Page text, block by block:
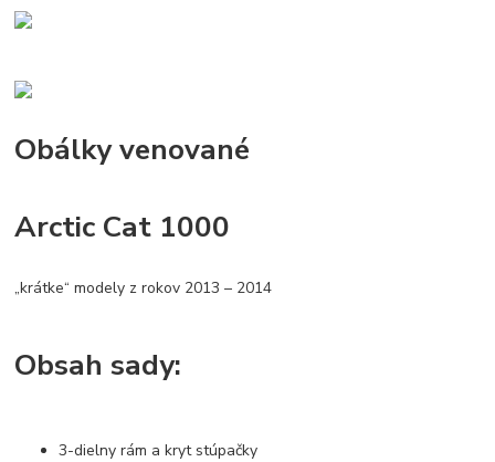
Obálky venované
Arctic Cat 1000
„krátke“ modely z rokov 2013 – 2014
Obsah sady:
3-dielny rám a kryt stúpačky